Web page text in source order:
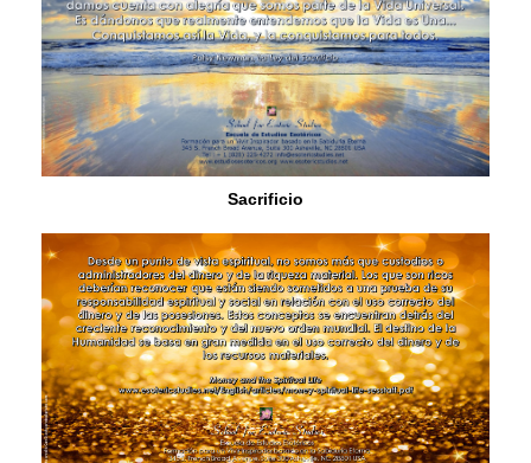
Sacrificio